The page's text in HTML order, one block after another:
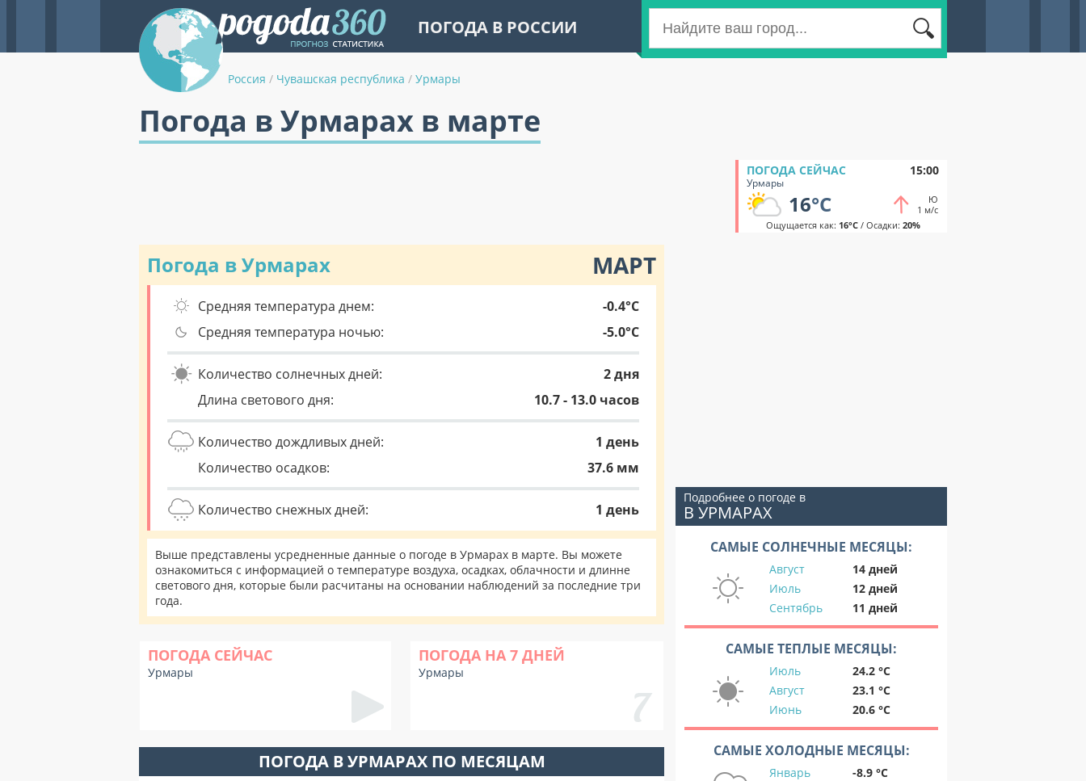
ПОГОДА В РОССИИ
Россия / Чувашская республика / Урмары
Погода в Урмарах в марте
ПОГОДА СЕЙЧАС 15:00
Урмары
16°C
Ю
1 м/с
Ощущается как: 16°C/ Осадки: 20%
Погода в Урмарах МАРТ
Средняя температура днем:
-0.4°C
Средняя температура ночью:
-5.0°C
Количество солнечных дней:
2 дня
Длина светового дня:
10.7 - 13.0 часов
Количество дождливых дней:
1 день
Количество осадков:
37.6 мм
Количество снежных дней: 1 день
Выше представлены усредненные данные о погоде в Урмарах в марте. Вы можете
ознакомиться с информацией о температуре воздуха, осадках, облачности и длинне
светового дня, которые были расчитаны на основании наблюдений за последние три
года.
ПОГОДА СЕЙЧАС
Урмары
ПОГОДА НА 7 ДНЕЙ
Урмары
ПОГОДА В УРМАРАХ ПО МЕСЯЦАМ
Подробнее о погоде в
В УРМАРАХ
САМЫЕ СОЛНЕЧНЫЕ МЕСЯЦЫ:
Август
14 дней
Июль
12 дней
Сентябрь
11 дней
САМЫЕ ТЕПЛЫЕ МЕСЯЦЫ:
Июль
24.2 °C
Август
23.1 °C
Июнь
20.6 °C
САМЫЕ ХОЛОДНЫЕ МЕСЯЦЫ:
Январь
-8.9 °C